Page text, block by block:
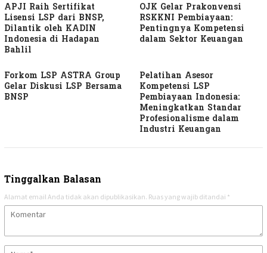
APJI Raih Sertifikat
Lisensi LSP dari BNSP,
Dilantik oleh KADIN
Indonesia di Hadapan
Bahlil
OJK Gelar Prakonvensi
RSKKNI Pembiayaan:
Pentingnya Kompetensi
dalam Sektor Keuangan
Forkom LSP ASTRA Group
Gelar Diskusi LSP Bersama
BNSP
Pelatihan Asesor
Kompetensi LSP
Pembiayaan Indonesia:
Meningkatkan Standar
Profesionalisme dalam
Industri Keuangan
Tinggalkan Balasan
Alamat email Anda tidak akan dipublikasikan. Ruas yang wajib ditandai *